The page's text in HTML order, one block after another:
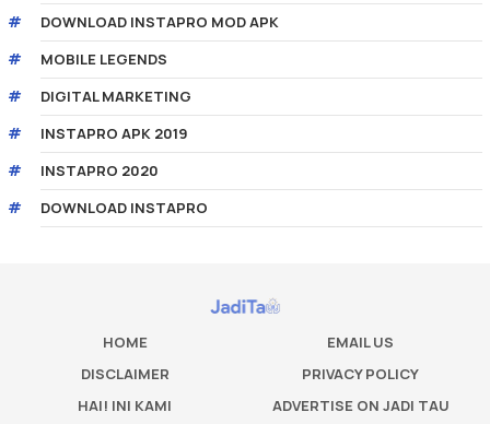
DOWNLOAD INSTAPRO MOD APK
MOBILE LEGENDS
DIGITAL MARKETING
INSTAPRO APK 2019
INSTAPRO 2020
DOWNLOAD INSTAPRO
HOME
EMAIL US
DISCLAIMER
PRIVACY POLICY
HAI! INI KAMI
ADVERTISE ON JADI TAU